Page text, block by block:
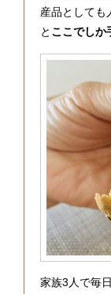
産品としても
と ここでしか
家族3人で毎